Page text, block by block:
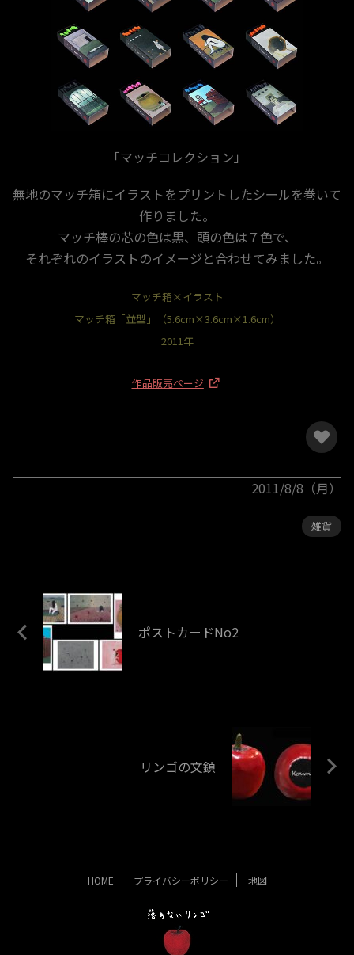
「マッチコレクション」
無地のマッチ箱にイラストをプリントしたシールを巻いて
作りました。
マッチ棒の芯の色は黒、頭の色は７色で、
それぞれのイラストのイメージと合わせてみました。
マッチ箱×イラスト
マッチ箱「並型」（5.6cm×3.6cm×1.6cm）
2011年
作品販売ページ
2011/8/8（月）
雑貨
ポストカードNo2
リンゴの文鎮
HOME プライバシーポリシー 地図